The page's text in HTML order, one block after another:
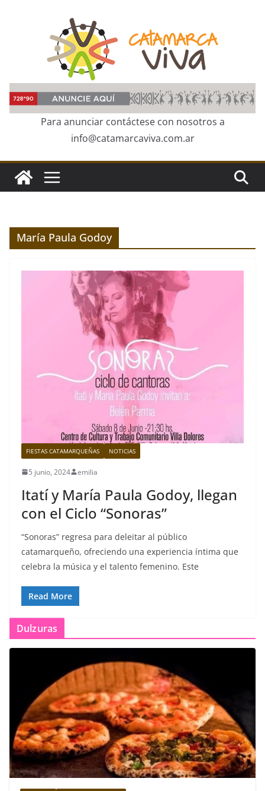
Para anunciar contáctese con nosotros a
info@catamarcaviva.com.ar
María Paula Godoy
FIESTAS CATAMARQUEÑAS NOTICIAS
5 junio, 2024 emilia
Itatí y María Paula Godoy, llegan
con el Ciclo “Sonoras”
“Sonoras” regresa para deleitar al público
catamarqueño, ofreciendo una experiencia íntima que
celebra la música y el talento femenino. Este
Read More
Dulzuras